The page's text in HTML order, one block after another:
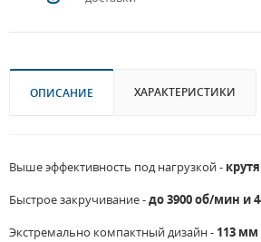
ОПИСАНИЕ ХАРАКТЕРИСТИКИ
Выше эффективность под нагрузкой -
Быстрое закручивание -до 3900 об/мин и
Экстремально компактный дизайн - 113